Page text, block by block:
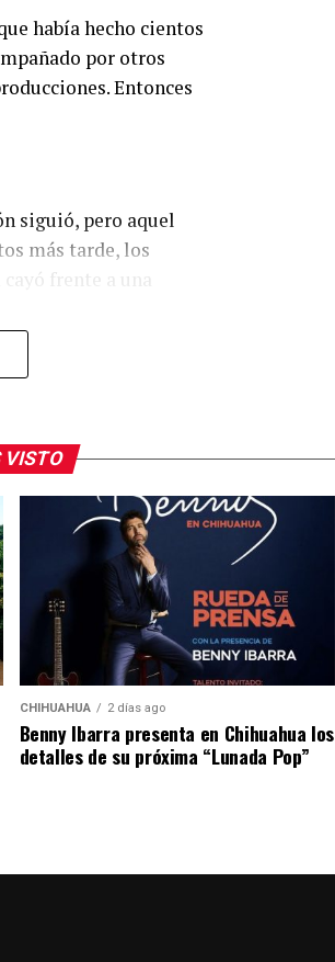
había hecho cientos
por otros
Entonces
siguió, pero aquel
más tarde, los
frente a una
millón de
y elementos de
en una aspiración
entre Los
de contenido han
de violencia.
lujos en TikTok
VISTO
CHIHUAHUA 2 días ago
Benny Ibarra presenta en Chihuahua los
detalles de su próxima “Lunada Pop”